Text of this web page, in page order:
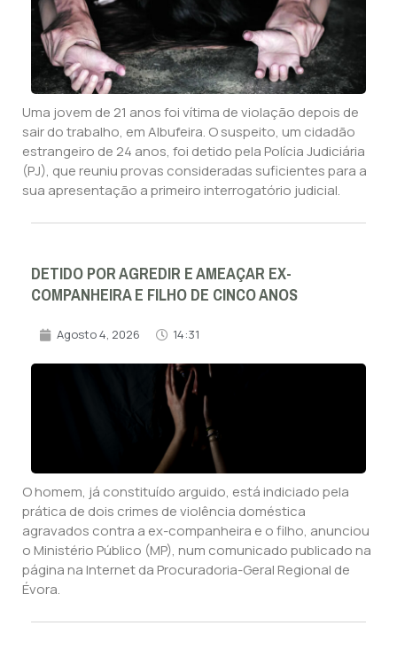
Uma jovem de 21 anos foi vítima de violação depois de
sair do trabalho, em Albufeira. O suspeito, um cidadão
estrangeiro de 24 anos, foi detido pela Polícia Judiciária
(PJ), que reuniu provas consideradas suficientes para a
sua apresentação a primeiro interrogatório judicial.
DETIDO POR AGREDIR E AMEAÇAR EX-
COMPANHEIRA E FILHO DE CINCO ANOS
Agosto 4, 2026 14:31
O homem, já constituído arguido, está indiciado pela
prática de dois crimes de violência doméstica
agravados contra a ex-companheira e o filho, anunciou
o Ministério Público (MP), num comunicado publicado na
página na Internet da Procuradoria-Geral Regional de
Évora.